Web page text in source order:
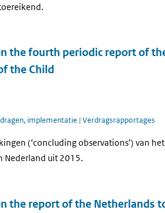
the fourth periodic report of
the Child
implementatie | Verdragsrapportages
(‘concluding observations’) van
Nederland uit 2015.
the report of the Netherlands